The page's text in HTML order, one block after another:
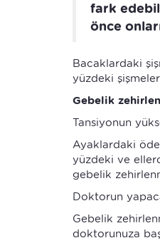
fark
önce
Bacaklardaki
yüzdeki
Gebelik
Tansiyonun
Ayaklardaki
yüzdeki ve
gebelik
Doktorun
Gebelik
doktorunuza